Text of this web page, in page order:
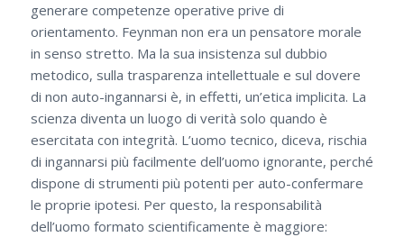
generare competenze operative prive di
orientamento. Feynman non era un pensatore morale
in senso stretto. Ma la sua insistenza sul dubbio
metodico, sulla trasparenza intellettuale e sul dovere
di non auto-ingannarsi è, in effetti, un’etica implicita. La
scienza diventa un luogo di verità solo quando è
esercitata con integrità. L’uomo tecnico, diceva, rischia
di ingannarsi più facilmente dell’uomo ignorante, perché
dispone di strumenti più potenti per auto-confermare
le proprie ipotesi. Per questo, la responsabilità
dell’uomo formato scientificamente è maggiore: